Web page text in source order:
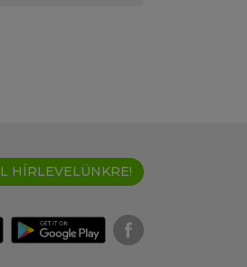
HÍRLEVELÜNKRE!